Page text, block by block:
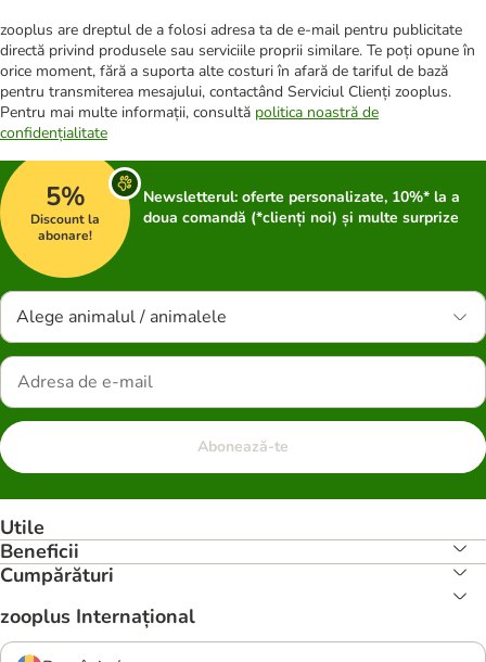
zooplus are dreptul de a folosi adresa ta de e-mail pentru publicitate
directă privind produsele sau serviciile proprii similare. Te poți opune în
orice moment, fără a suporta alte costuri în afară de tariful de bază
pentru transmiterea mesajului, contactând Serviciul Clienți zooplus.
Pentru mai multe informații, consultă politica noastră de
confidențialitate
5%
Discount la
abonare!
Newsletterul: oferte personalizate, 10%* la a
doua comandă (*clienți noi) și multe surprize
Alege animalul / animalele
Abonează-te
Utile
Beneficii
Cumpărături
zooplus Internațional